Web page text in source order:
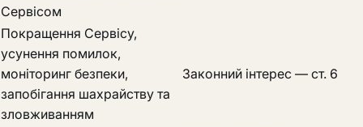
Сервісом
Покращення Сервісу,
усунення помилок,
моніторинг безпеки,
запобігання шахрайству та
зловживанням
Законний інтерес — ст. 6